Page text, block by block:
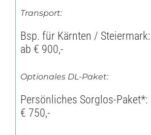
Transport:
Bsp. für Kärnten / Steiermark:
ab € 900,-
Optionales DL-Paket:
Persönliches Sorglos-Paket*:
€ 750,-